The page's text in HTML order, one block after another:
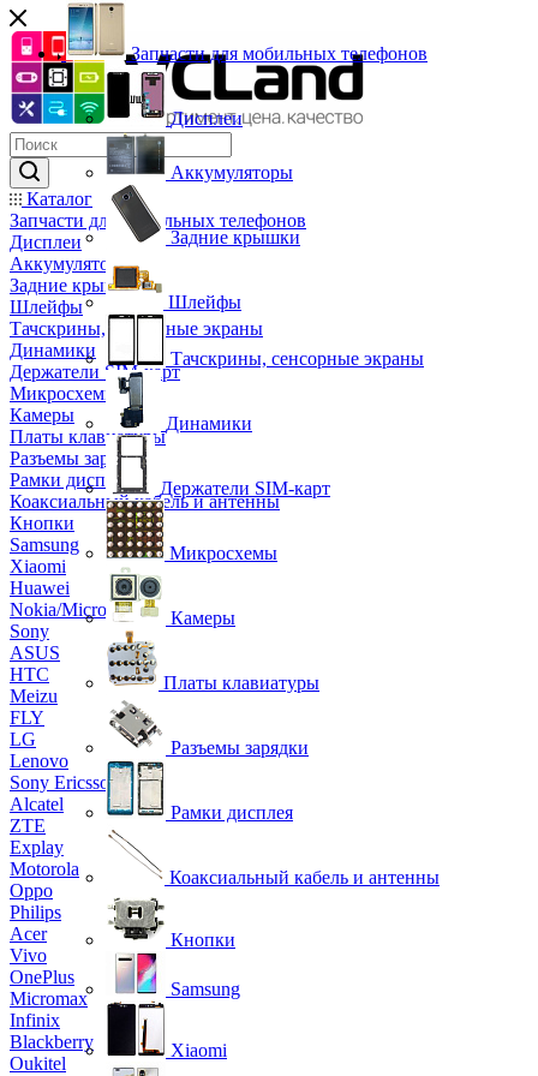
Каталог
Запчасти для мобильных телефонов
Дисплеи
Аккумуляторы
Задние крышки
Шлейфы
Тачскрины, сенсорные экраны
Динамики
Держатели SIM-карт
Микросхемы
Камеры
Платы клавиатуры
Разъемы зарядки
Рамки дисплея
Коаксиальный кабель и антенны
Кнопки
Samsung
Xiaomi
Huawei
Nokia/Microsoft
Sony
ASUS
HTC
Meizu
FLY
LG
Lenovo
Sony Ericsson
Alcatel
ZTE
Explay
Motorola
Oppo
Philips
Acer
Vivo
OnePlus
Micromax
Infinix
Blackberry
Oukitel
Запчасти для мобильных телефонов
Дисплеи
Аккумуляторы
Задние крышки
Шлейфы
Тачскрины, сенсорные экраны
Динамики
Держатели SIM-карт
Микросхемы
Камеры
Платы клавиатуры
Разъемы зарядки
Рамки дисплея
Коаксиальный кабель и антенны
Кнопки
Samsung
Xiaomi